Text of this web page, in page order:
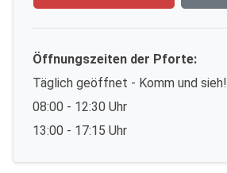
Öffnungszeiten der Pforte:
Täglich geöffnet - Komm und sieh!
08:00 - 12:30 Uhr
13:00 - 17:15 Uhr